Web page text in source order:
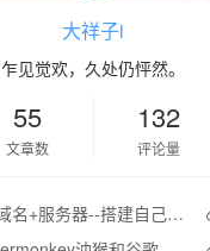
大祥子i
乍见觉欢，久处仍怦然。
55
文章数
132
评论量
免费域名+服务器--搭建自己的服务器